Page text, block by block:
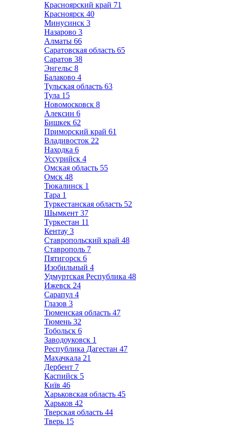
Красноярский край 71
Красноярск 40
Минусинск 3
Назарово 3
Алматы 66
Саратовская область 65
Саратов 38
Энгельс 8
Балаково 4
Тульская область 63
Тула 15
Новомосковск 8
Алексин 6
Бишкек 62
Приморский край 61
Владивосток 22
Находка 6
Уссурийск 4
Омская область 55
Омск 48
Тюкалинск 1
Тара 1
Туркестанская область 52
Шымкент 37
Туркестан 11
Кентау 3
Ставропольский край 48
Ставрополь 7
Пятигорск 6
Изобильный 4
Удмуртская Республика 48
Ижевск 24
Сарапул 4
Глазов 3
Тюменская область 47
Тюмень 32
Тобольск 6
Заводоуковск 1
Республика Дагестан 47
Махачкала 21
Дербент 7
Каспийск 5
Київ 46
Харьковская область 45
Харьков 42
Тверская область 44
Тверь 15